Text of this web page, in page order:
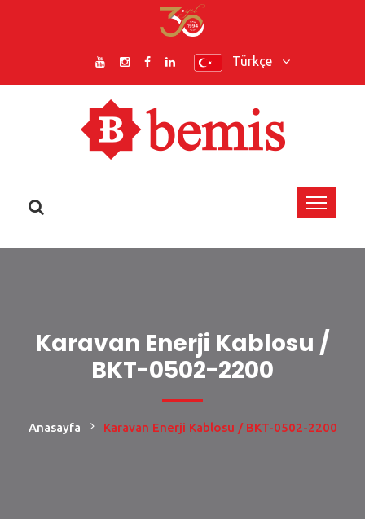
Türkçe
Karavan Enerji Kablosu /
BKT-0502-2200
Anasayfa Karavan Enerji Kablosu / BKT-0502-2200